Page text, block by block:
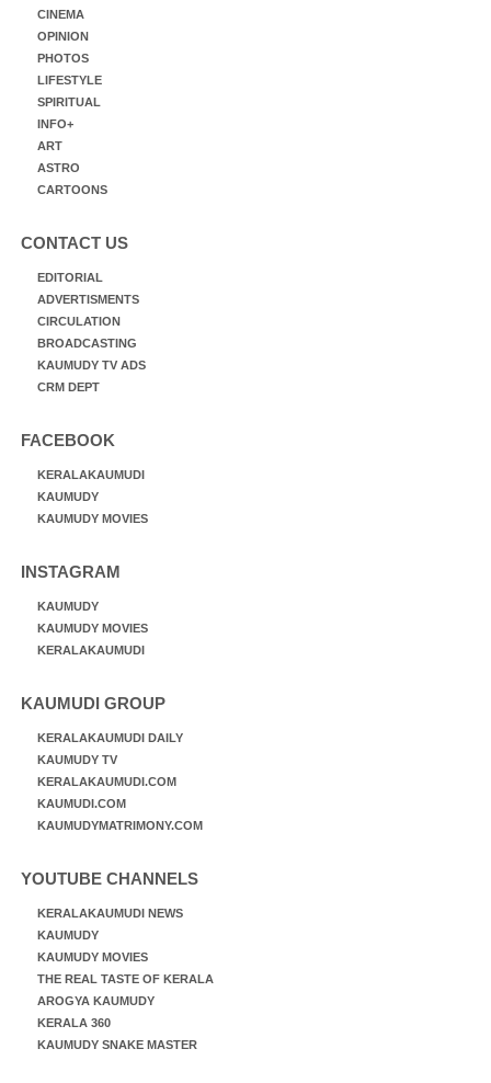
CINEMA
OPINION
PHOTOS
LIFESTYLE
SPIRITUAL
INFO+
ART
ASTRO
CARTOONS
CONTACT US
EDITORIAL
ADVERTISMENTS
CIRCULATION
BROADCASTING
KAUMUDY TV ADS
CRM DEPT
FACEBOOK
KERALAKAUMUDI
KAUMUDY
KAUMUDY MOVIES
INSTAGRAM
KAUMUDY
KAUMUDY MOVIES
KERALAKAUMUDI
KAUMUDI GROUP
KERALAKAUMUDI DAILY
KAUMUDY TV
KERALAKAUMUDI.COM
KAUMUDI.COM
KAUMUDYMATRIMONY.COM
YOUTUBE CHANNELS
KERALAKAUMUDI NEWS
KAUMUDY
KAUMUDY MOVIES
THE REAL TASTE OF KERALA
AROGYA KAUMUDY
KERALA 360
KAUMUDY SNAKE MASTER